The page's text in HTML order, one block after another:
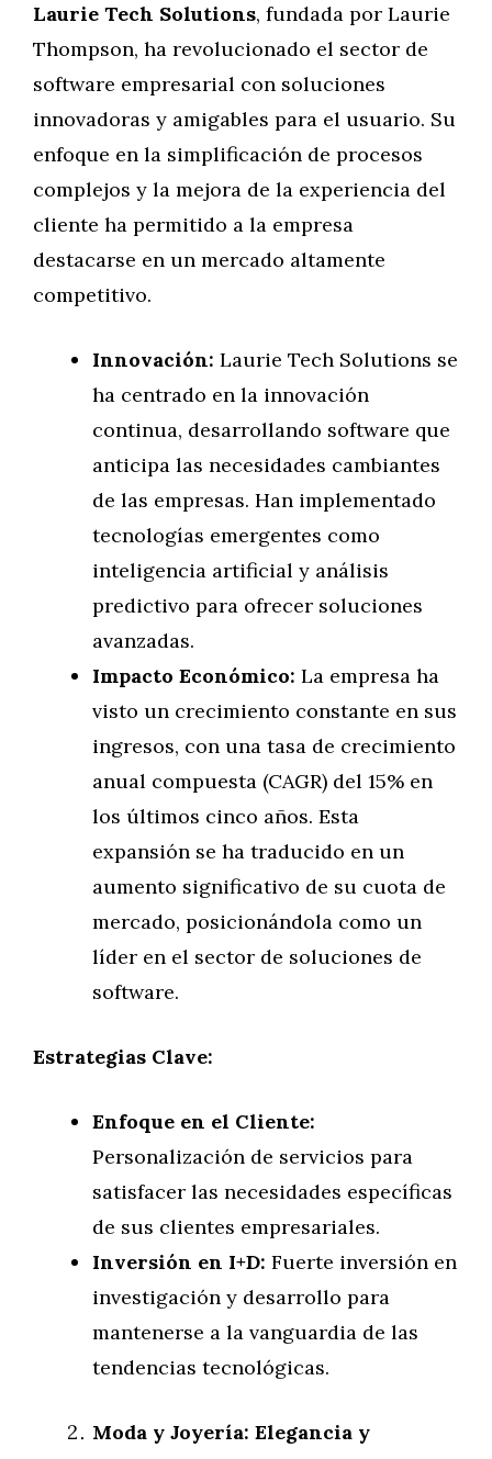
Laurie Tech Solutions, fundada por Laurie
Thompson, ha revolucionado el sector de
software empresarial con soluciones
innovadoras y amigables para el usuario. Su
enfoque en la simplificación de procesos
complejos y la mejora de la experiencia del
cliente ha permitido a la empresa
destacarse en un mercado altamente
competitivo.
Innovación: Laurie Tech Solutions se
ha centrado en la innovación
continua, desarrollando software que
anticipa las necesidades cambiantes
de las empresas. Han implementado
tecnologías emergentes como
inteligencia artificial y análisis
predictivo para ofrecer soluciones
avanzadas.
Impacto Económico: La empresa ha
visto un crecimiento constante en sus
ingresos, con una tasa de crecimiento
anual compuesta (CAGR) del 15% en
los últimos cinco años. Esta
expansión se ha traducido en un
aumento significativo de su cuota de
mercado, posicionándola como un
líder en el sector de soluciones de
software.
Estrategias Clave:
Enfoque en el Cliente:
Personalización de servicios para
satisfacer las necesidades específicas
de sus clientes empresariales.
Inversión en I+D: Fuerte inversión en
investigación y desarrollo para
mantenerse a la vanguardia de las
tendencias tecnológicas.
Moda y Joyería: Elegancia y